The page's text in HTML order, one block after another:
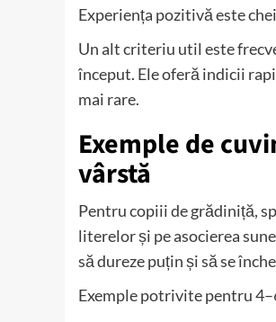
Experiența pozitivă este
Un alt criteriu util este
început. Ele oferă indicii
mai rare.
Exemple de
vârstă
Pentru copiii de grădiniță,
literelor și pe asocierea
să dureze puțin și să se
Exemple potrivite pentru